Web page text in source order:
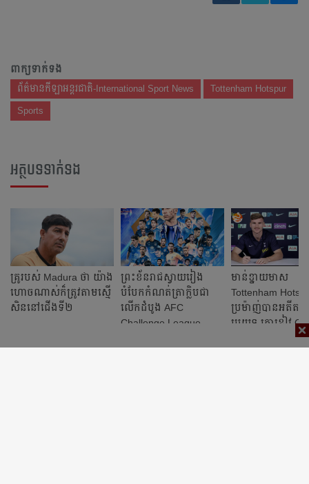
ពាក្យទាក់ទង
ព័ត៌មានកីឡាអន្តរជាតិ-International Sport News Tottenham Hotspur
Sports
អត្ថបទទាក់ទង
គ្រូ​របស់ Madura ថា យ៉ាង​
ហោច​ណាស់​ក៏​ត្រូវ​តាម​ស្មើ​​​​
សិន​នៅ​ជើង​ទី​២
ព្រះខ័ន​រាជ​ស្វាយរៀង
បំបែក​កំណត់ត្រា​ក្លិប​ជា​
លើក​ដំបូង​ AFC
Challenge League
មាន់ខ្នាយមាស​
Tottenham
ប្រម៉ាញ់បានអតីតខ្ស
ប្រយុទ្ធ តោខៀវ​